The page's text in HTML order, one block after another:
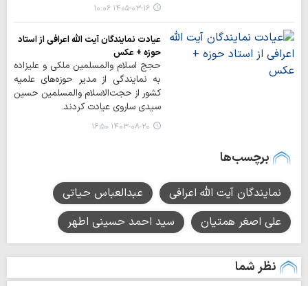
۱۴۰۵-۰۳-۱۶ ۱۰:۰۶
عیادت نمایندگان آیت الله اعرافی از استاد
حوزه + عکس
حجج اسلام‌ والمسلمین ملکی و علیزاده
به نمایندگی از مدیر حوزه‌های علمیه
کشور از حجت‌الاسلام والمسلمین حسین
سیدی ساروی عیادت کردند.
۱۴۰۳-۰۸-۲۰ ۱۶:۵۰
برچسب‌ها
نمایندگان آیت الله اعرافی
عبدالعباس حیاتی
علی اصغر همتیان
سید احمد حسینی اطهر
نظر شما